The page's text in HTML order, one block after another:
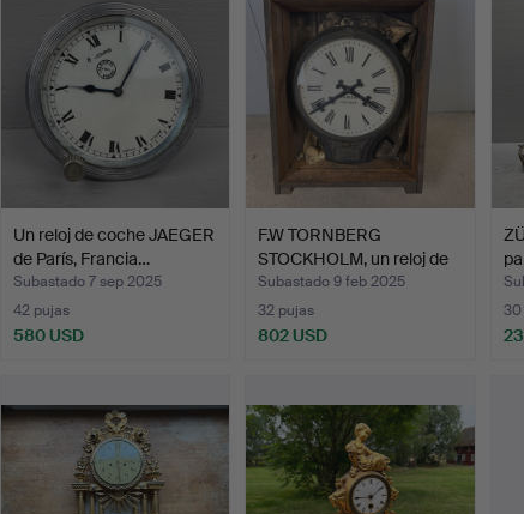
Un reloj de coche JAEGER
de París, Francia…
Subastado 7 sep 2025
42 pujas
580 USD
F.W TORNBERG
STOCKHOLM, un reloj de
estaci…
Subastado 9 feb 2025
32 pujas
802 USD
30